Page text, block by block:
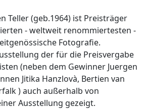
Teller (geb.1964) ist Preisträger
- weltweit renommiertesten -
Fotografie.
der für die Preisvergabe
(neben dem Gewinner Juergen
Jitika Hanzlovà, Bertien van
) auch außerhalb von
Ausstellung gezeigt.